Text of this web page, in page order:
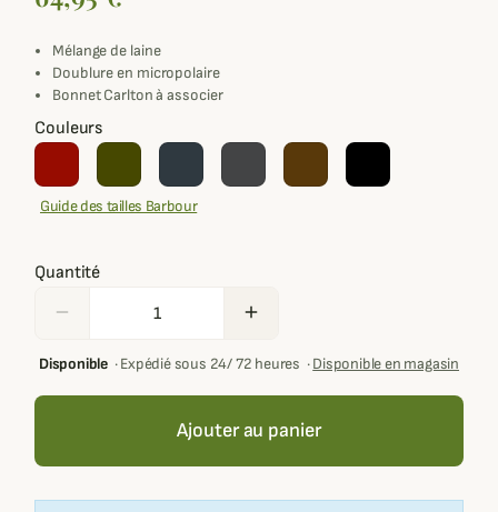
Mélange de laine
Doublure en micropolaire
Bonnet Carltonà associer
Couleurs
Guide des tailles Barbour
Quantité
remove add
Disponible·Expédié sous 24/ 72 heures ·Disponible en magasin
Ajouter au panier